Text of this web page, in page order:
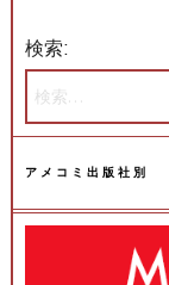
検索:
アメコミ出版社別